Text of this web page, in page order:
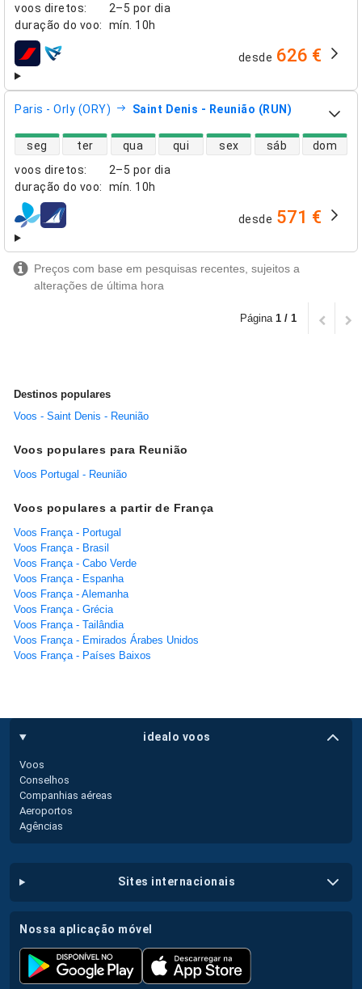
voos diretos:
2–5 por dia
duração do voo: mín. 10h
companhias aéreas desde 626 €
Paris - Orly (ORY) Saint Denis - Reunião (RUN)
voos diretos:
2–5 por dia
duração do voo: mín. 10h
disponibilidade de voos diretos
seg ter qua qui sex sáb dom
companhias aéreas desde 571 €
Preços com base em pesquisas recentes, sujeitos a
alterações de última hora
Página 1 / 1
Destinos populares
Voos - Saint Denis - Reunião
Voos populares para Reunião
Voos Portugal - Reunião
Voos populares a partir de França
Voos França - Portugal
Voos França - Brasil
Voos França - Cabo Verde
Voos França - Espanha
Voos França - Alemanha
Voos França - Grécia
Voos França - Tailândia
Voos França - Emirados Árabes Unidos
Voos França - Países Baixos
idealo voos
Voos
Conselhos
Companhias aéreas
Aeroportos
Agências
sites internacionais
nossa aplicação móvel